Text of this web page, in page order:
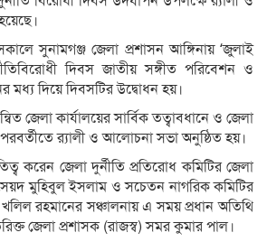
সুনামগঞ্জ জেলা প্রশাসন আঙ্গিনায় ‘জুলাই
দিবস জাতীয় সঙ্গীত পরিবেশন ও
মধ্য দিয়ে দিবসটির উদ্বোধন হয়।
জেলা কার্যালয়ের সার্বিক তত্বাবধানে ও জেলা
র‌্যালী ও আলোচনা সভা অনুষ্ঠিত হয়।
করেন জেলা দুর্নীতি প্রতিরোধ কমিটির জেলা
মুহিবুল ইসলাম ও সচেতন নাগরিক কমিটির
রহমানের সঞ্চালনায় এ সময় প্রধান অতিথি
জেলা প্রশাসক (রাজস্ব) সমর কুমার পাল।